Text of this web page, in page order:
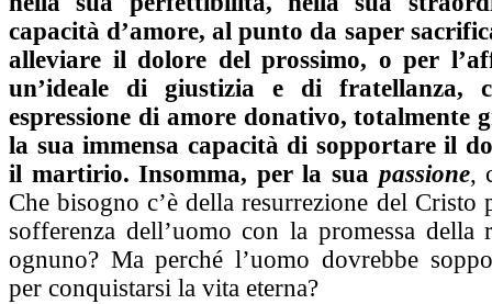
capacità d’amore, al punto da saper
alleviare il dolore del prossimo, o per
un’ideale di giustizia e di fratellanza,
espressione di amore donativo, totalmente
la sua immensa capacità di sopportare il
il martirio. Insomma, per la sua passione,
Che bisogno c’è della resurrezione del Cristo
sofferenza dell’uomo con la promessa della
ognuno? Ma perché l’uomo dovrebbe
per conquistarsi la vita eterna?